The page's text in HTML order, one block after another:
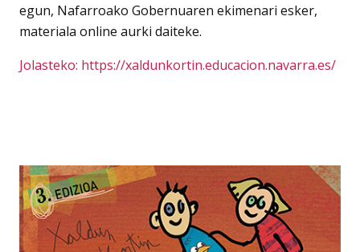
egun, Nafarroako Gobernuaren ekimenari esker,
materiala online aurki daiteke.
Jolasteko: https://xaldunkortin.educacion.navarra.es/